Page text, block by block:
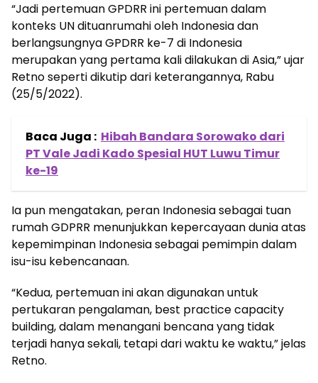
“Jadi pertemuan GPDRR ini pertemuan dalam
konteks UN dituanrumahi oleh Indonesia dan
berlangsungnya GPDRR ke-7 di Indonesia
merupakan yang pertama kali dilakukan di Asia,” ujar
Retno seperti dikutip dari keterangannya, Rabu
(25/5/2022).
Baca Juga : Hibah Bandara Sorowako dari
PT Vale Jadi Kado Spesial HUT Luwu Timur
ke-19
Ia pun mengatakan, peran Indonesia sebagai tuan
rumah GDPRR menunjukkan kepercayaan dunia atas
kepemimpinan Indonesia sebagai pemimpin dalam
isu-isu kebencanaan.
“Kedua, pertemuan ini akan digunakan untuk
pertukaran pengalaman, best practice capacity
building, dalam menangani bencana yang tidak
terjadi hanya sekali, tetapi dari waktu ke waktu,” jelas
Retno.